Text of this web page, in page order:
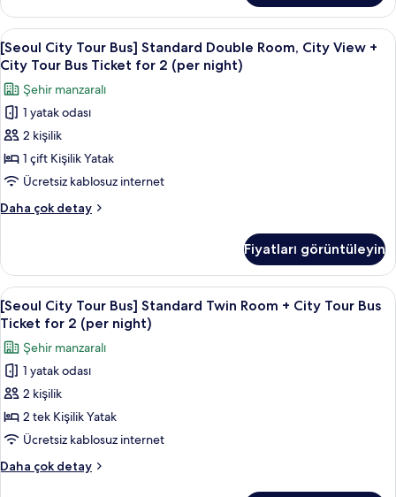
için
tüm
fotoğrafları
görün
Oda,
Dağ
Manzaralı
(Floor
~
27)
hakkında
daha
fazla
[Seoul
City
Tour
Bus]
Standard
Double
Room,
City
View
+
Tour
Bus
Ticket
for
2
(per
night)
için
tüm
fotoğrafları
görün
Kaliteli yatak takımı, kuştüyü yorgan,
7
[Seoul City Tour Bus] Standard Double Room, City View +
City Tour Bus Ticket for 2 (per night)
Şehir manzaralı
1 yatak odası
2 kişilik
1 çift Kişilik Yatak
Ücretsiz kablosuz internet
Daha çok detay
[Seoul
Standard
Double
Room,
City
+
City
Tour
Bus
Ticket
(per
night)
Fiyatları görüntüleyin
[Seoul
City
Tour
Bus]
Standard
Twin
Room
+
City
Tour
Kaliteli yatak takımı, kuştüyü yorgan,
7
[Seoul City Tour Bus] Standard Twin Room + City Tour Bus
Ticket for 2 (per night)
Şehir manzaralı
1 yatak odası
2 kişilik
2 tek Kişilik Yatak
Ücretsiz kablosuz internet
Daha çok detay
[Seoul